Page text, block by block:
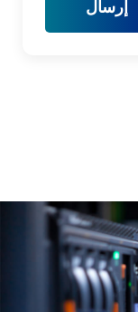
إرسال
تسجيل.